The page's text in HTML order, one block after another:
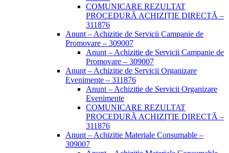
COMUNICARE REZULTAT
PROCEDURĂ ACHIZIȚIE DIRECTĂ –
311876
Anunt – Achizitie de Servicii Campanie de
Promovare – 309007
Anunt – Achizitie de Servicii Campanie de
Promovare – 309007
Anunt – Achizitie de Servicii Organizare
Evenimente – 311876
Anunt – Achizitie de Servicii Organizare
Evenimente
COMUNICARE REZULTAT
PROCEDURĂ ACHIZIȚIE DIRECTĂ –
311876
Anunt – Achizitie Materiale Consumable –
309007